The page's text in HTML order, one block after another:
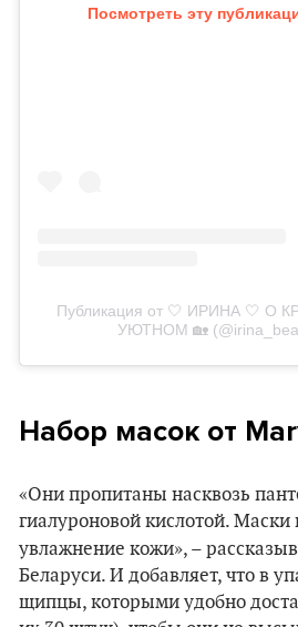
Посмотреть эту
Публикация от 🤍 ИРИНА 🤍 О
УЮТНОМ 🏡
Набор масок от
«Они пропитаны насквозь
гиалуроновой кислотой.
увлажнение кожи», –
Беларуси. И добавляет, что в
щипцы, которыми удобно